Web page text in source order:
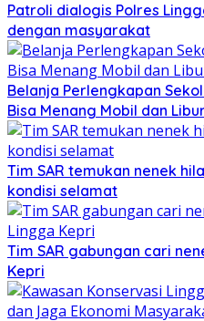
Patroli dialogis Polres
dengan masyarakat
Belanja Perlengkapan
Bisa Menang Mobil dan
Tim SAR temukan nenek
kondisi selamat
Tim SAR gabungan cari
Kepri